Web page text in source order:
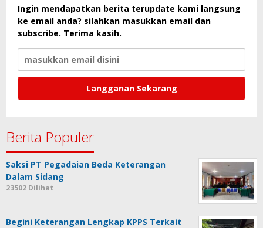
Ingin mendapatkan berita terupdate kami langsung
ke email anda? silahkan masukkan email dan
subscribe. Terima kasih.
Berita Populer
Saksi PT Pegadaian Beda Keterangan
Dalam Sidang
23502 Dilihat
Begini Keterangan Lengkap KPPS Terkait